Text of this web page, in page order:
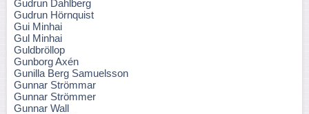
Gudrun Dahlberg
Gudrun Hörnquist
Gui Minhai
Gul Minhai
Guldbröllop
Gunborg Axén
Gunilla Berg Samuelsson
Gunnar Strömmar
Gunnar Strömmer
Gunnar Wall